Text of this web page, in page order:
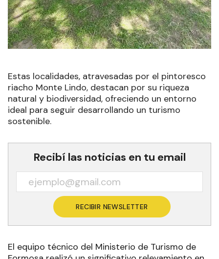
Estas localidades, atravesadas por el pintoresco
riacho Monte Lindo, destacan por su riqueza
natural y biodiversidad, ofreciendo un entorno
ideal para seguir desarrollando un turismo
sostenible.
Recibí las noticias en tu email
RECIBIR NEWSLETTER
El equipo técnico del Ministerio de Turismo de